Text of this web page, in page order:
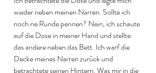
wieder neben meinen Narren. Sollte ich
noch ne Runde pennen? Nein, ich schaute
auf die Dose in meiner Hand und stellte
das andere neben das Bett. Ich warf die
Decke meines Narren zurück und
betrachtete seinen Hintern. Was mir in die